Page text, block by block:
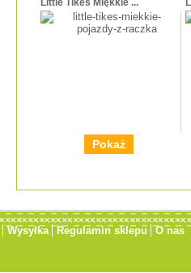
Little Tikes Miękkie ...
Pokaż
Wysyłka Regulamin sklepu O nas